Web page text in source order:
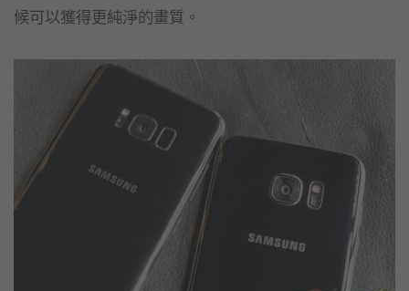
候可以獲得更純淨的畫質。